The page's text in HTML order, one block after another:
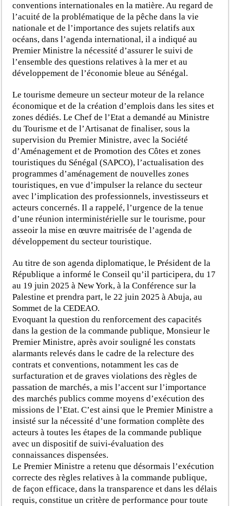
conventions internationales en la matière. Au regard de
l’acuité de la problématique de la pêche dans la vie
nationale et de l’importance des sujets relatifs aux
océans, dans l’agenda international, il a indiqué au
Premier Ministre la nécessité d’assurer le suivi de
l’ensemble des questions relatives à la mer et au
développement de l’économie bleue au Sénégal.
Le tourisme demeure un secteur moteur de la relance
économique et de la création d’emplois dans les sites et
zones dédiés. Le Chef de l’Etat a demandé au Ministre
du Tourisme et de l’Artisanat de finaliser, sous la
supervision du Premier Ministre, avec la Société
d’Aménagement et de Promotion des Côtes et zones
touristiques du Sénégal (SAPCO), l’actualisation des
programmes d’aménagement de nouvelles zones
touristiques, en vue d’impulser la relance du secteur
avec l’implication des professionnels, investisseurs et
acteurs concernés. Il a rappelé, l’urgence de la tenue
d’une réunion interministérielle sur le tourisme, pour
asseoir la mise en œuvre maitrisée de l’agenda de
développement du secteur touristique.
Au titre de son agenda diplomatique, le Président de la
République a informé le Conseil qu’il participera, du 17
au 19 juin 2025 à New York, à la Conférence sur la
Palestine et prendra part, le 22 juin 2025 à Abuja, au
Sommet de la CEDEAO.
Evoquant la question du renforcement des capacités
dans la gestion de la commande publique, Monsieur le
Premier Ministre, après avoir souligné les constats
alarmants relevés dans le cadre de la relecture des
contrats et conventions, notamment les cas de
surfacturation et de graves violations des règles de
passation de marchés, a mis l’accent sur l’importance
des marchés publics comme moyens d’exécution des
missions de l’Etat. C’est ainsi que le Premier Ministre a
insisté sur la nécessité d’une formation complète des
acteurs à toutes les étapes de la commande publique
avec un dispositif de suivi-évaluation des
connaissances dispensées.
Le Premier Ministre a retenu que désormais l’exécution
correcte des règles relatives à la commande publique,
de façon efficace, dans la transparence et dans les délais
requis, constitue un critère de performance pour toute